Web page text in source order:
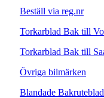
Beställ via reg.nr
Torkarblad Bak till
Torkarblad Bak till
Övriga bilmärken
Blandade Bakruteblad